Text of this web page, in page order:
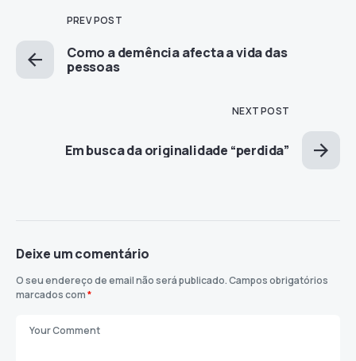
PREV POST
Como a demência afecta a vida das
pessoas
NEXT POST
Em busca da originalidade “perdida”
Deixe um comentário
O seu endereço de email não será publicado.Campos obrigatórios
marcados com*